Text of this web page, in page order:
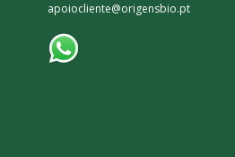
apoiocliente@origensbio.pt